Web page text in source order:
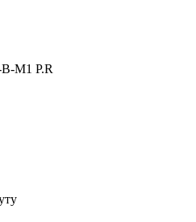
M1 P.R